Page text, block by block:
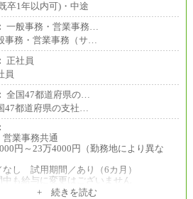
卒1年以内可)・中途
一般事務・営業事務…
事務・営業事務（サ…
正社員
員
全国47都道府県の…
47都道府県の支社…
業事務共通
円～23万4000円（勤務地により異な
なし 試用期間／あり（6カ月）
も給与に変更はございません
+ 続きを読む